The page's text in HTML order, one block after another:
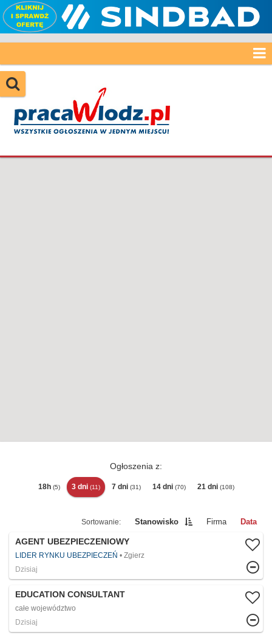
Ogłoszenia z:
18h (5) 3 dni (11) 7 dni (31) 14 dni (70) 21 dni (108)
Stanowisko Firma Data
AGENT UBEZPIECZENIOWY
LIDER RYNKU UBEZPIECZEŃ
Zgierz
Dzisiaj
EDUCATION CONSULTANT
całe województwo
Dzisiaj